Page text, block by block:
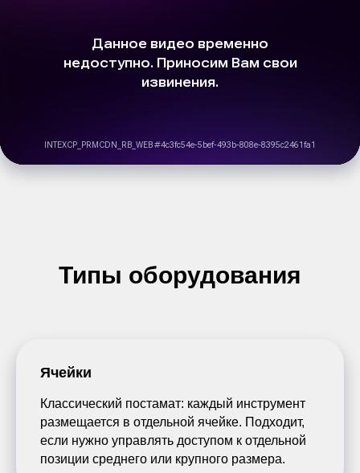
Типы оборудования
Ячейки
Классический постамат: каждый инструмент
размещается в отдельной ячейке. Подходит,
если нужно управлять доступом к отдельной
позиции среднего или крупного размера.